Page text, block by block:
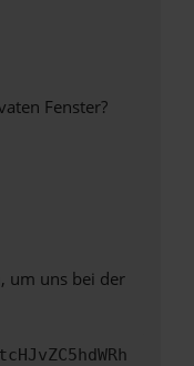
Fenster?
um uns bei der